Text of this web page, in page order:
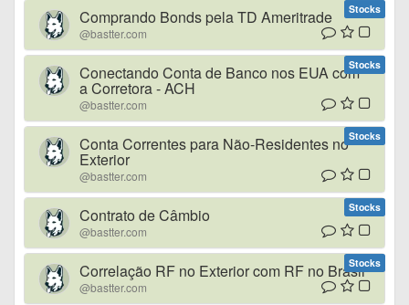
Stocks
Comprando Bonds pela TD Ameritrade
@bastter.com
Stocks
Conectando Conta de Banco nos EUA com
a Corretora - ACH
@bastter.com
Stocks
Conta Correntes para Não-Residentes no
Exterior
@bastter.com
Stocks
Contrato de Câmbio
@bastter.com
Stocks
Correlação RF no Exterior com RF no Brasil
@bastter.com